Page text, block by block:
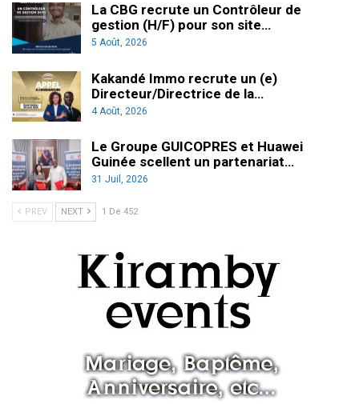
La CBG recrute un Contrôleur de
gestion (H/F) pour son site…
5 Août, 2026
Kakandé Immo recrute un (e)
Directeur/Directrice de la…
4 Août, 2026
Le Groupe GUICOPRES et Huawei
Guinée scellent un partenariat…
31 Juil, 2026
PREV NEXT 1 De 452